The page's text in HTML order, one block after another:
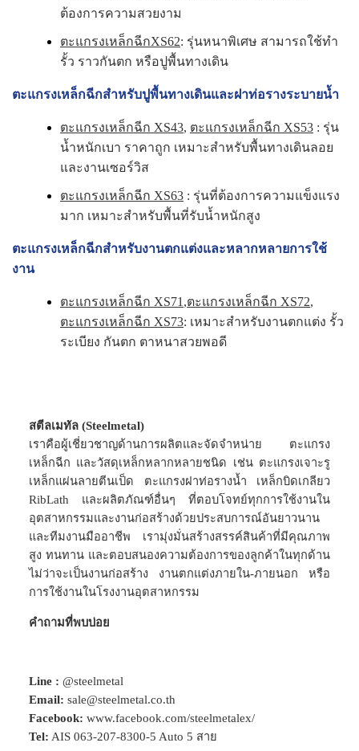
ต้องการความสวยงาม
ตะแกรงเหล็กฉีกXS62: รุ่นหนาพิเศษ สามารถใช้ทำ
รั้ว ราวกันตก หรือปูพื้นทางเดิน
ตะแกรงเหล็กฉีกสำหรับปูพื้นทางเดินและฝาท่อรางระบายน้ำ
ตะแกรงเหล็กฉีก XS43, ตะแกรงเหล็กฉีก XS53 : รุ่น
น้ำหนักเบา ราคาถูก เหมาะสำหรับพื้นทางเดินลอย
และงานเซอร์วิส
ตะแกรงเหล็กฉีก XS63 : รุ่นที่ต้องการความแข็งแรง
มาก เหมาะสำหรับพื้นที่รับน้ำหนักสูง
ตะแกรงเหล็กฉีกสำหรับงานตกแต่งและหลากหลายการใช้
งาน
ตะแกรงเหล็กฉีก XS71 ,ตะแกรงเหล็กฉีก XS72,
ตะแกรงเหล็กฉีก XS73: เหมาะสำหรับงานตกแต่ง รั้ว
ระเบียง กันตก ตาหนาสวยพอดี
สตีลเมทัล (Steelmetal)
เราคือผู้เชี่ยวชาญด้านการผลิตและจัดจำหน่าย ตะแกรง
เหล็กฉีก และวัสดุเหล็กหลากหลายชนิด เช่น ตะแกรงเจาะรู
เหล็กแผ่นลายตีนเป็ด ตะแกรงฝาท่อรางน้ำ เหล็กบิดเกลียว
RibLath และผลิตภัณฑ์อื่นๆ ที่ตอบโจทย์ทุกการใช้งานใน
อุตสาหกรรมและงานก่อสร้างด้วยประสบการณ์อันยาวนาน
และทีมงานมืออาชีพ เรามุ่งมั่นสร้างสรรค์สินค้าที่มีคุณภาพ
สูง ทนทาน และตอบสนองความต้องการของลูกค้าในทุกด้าน
ไม่ว่าจะเป็นงานก่อสร้าง งานตกแต่งภายใน-ภายนอก หรือ
การใช้งานในโรงงานอุตสาหกรรม
คำถามที่พบบ่อย
Line : @steelmetal
Email: sale@steelmetal.co.th
Facebook: www.facebook.com/steelmetalex/
Tel: AIS 063-207-8300-5 Auto 5 สาย